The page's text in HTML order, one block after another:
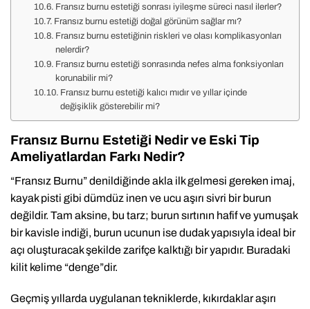
Fransız burnu estetiği sonrası iyileşme süreci nasıl ilerler?
Fransız burnu estetiği doğal görünüm sağlar mı?
Fransız burnu estetiğinin riskleri ve olası komplikasyonları
nelerdir?
Fransız burnu estetiği sonrasında nefes alma fonksiyonları
korunabilir mi?
Fransız burnu estetiği kalıcı mıdır ve yıllar içinde
değişiklik gösterebilir mi?
Fransız Burnu Estetiği Nedir ve Eski Tip
Ameliyatlardan Farkı Nedir?
“Fransız Burnu” denildiğinde akla ilk gelmesi gereken imaj,
kayak pisti gibi dümdüz inen ve ucu aşırı sivri bir burun
değildir. Tam aksine, bu tarz; burun sırtının hafif ve yumuşak
bir kavisle indiği, burun ucunun ise dudak yapısıyla ideal bir
açı oluşturacak şekilde zarifçe kalktığı bir yapıdır. Buradaki
kilit kelime “denge”dir.
Geçmiş yıllarda uygulanan tekniklerde, kıkırdaklar aşırı